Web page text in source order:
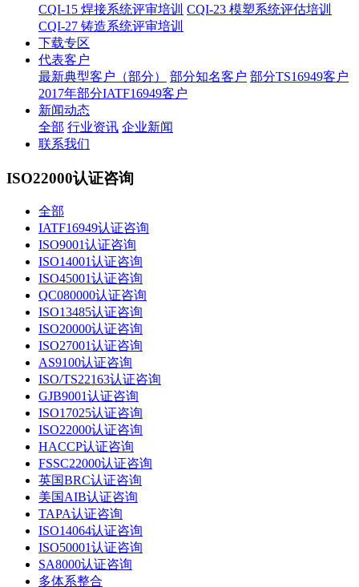
CQI-15 焊接系统评审培训 CQI-23 模塑系统评估培训
CQI-27 铸造系统评审培训
下载专区
代表客户
最新典型客户（部分）
部分知名客户 部分TS16949客户
2017年部分IATF16949客户
新闻动态
全部 行业资讯 企业新闻
联系我们
ISO22000认证咨询
全部
IATF16949认证咨询
ISO9001认证咨询
ISO14001认证咨询
ISO45001认证咨询
QC080000认证咨询
ISO13485认证咨询
ISO20000认证咨询
ISO27001认证咨询
AS9100认证咨询
ISO/TS22163认证咨询
GJB9001认证咨询
ISO17025认证咨询
ISO22000认证咨询
HACCP认证咨询
FSSC22000认证咨询
英国BRC认证咨询
美国AIB认证咨询
TAPA认证咨询
ISO14064认证咨询
ISO50001认证咨询
SA8000认证咨询
多体系整合